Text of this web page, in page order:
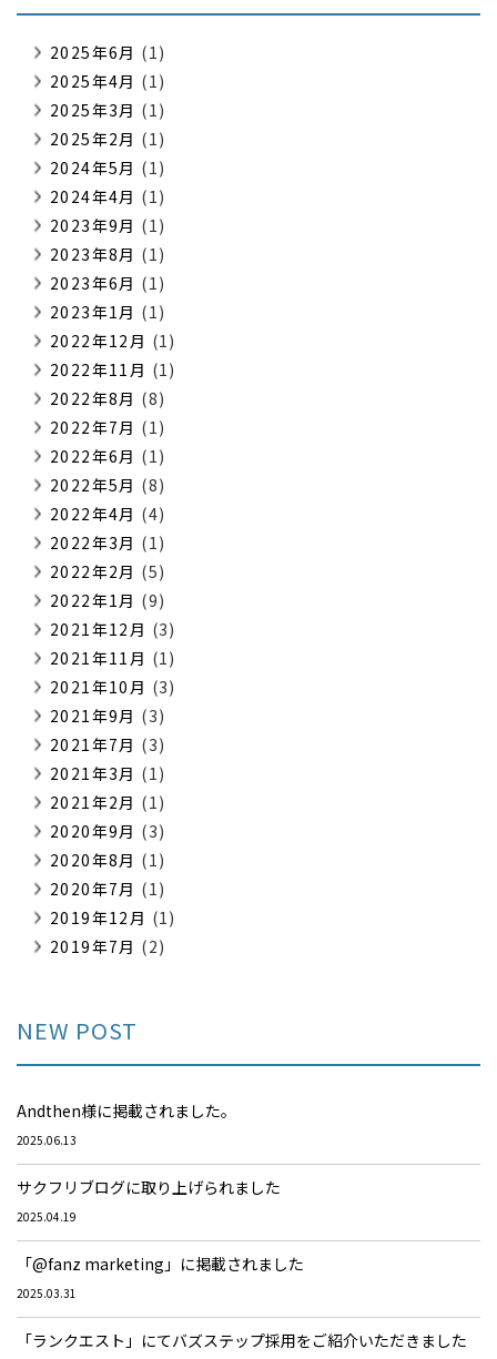
2025年6月 (1)
2025年4月 (1)
2025年3月 (1)
2025年2月 (1)
2024年5月 (1)
2024年4月 (1)
2023年9月 (1)
2023年8月 (1)
2023年6月 (1)
2023年1月 (1)
2022年12月 (1)
2022年11月 (1)
2022年8月 (8)
2022年7月 (1)
2022年6月 (1)
2022年5月 (8)
2022年4月 (4)
2022年3月 (1)
2022年2月 (5)
2022年1月 (9)
2021年12月 (3)
2021年11月 (1)
2021年10月 (3)
2021年9月 (3)
2021年7月 (3)
2021年3月 (1)
2021年2月 (1)
2020年9月 (3)
2020年8月 (1)
2020年7月 (1)
2019年12月 (1)
2019年7月 (2)
NEW POST
Andthen様に掲載されました。
2025.06.13
サクフリブログに取り上げられました
2025.04.19
「@fanz marketing」に掲載されました
2025.03.31
「ランクエスト」にてバズステップ採用をご紹介いただきました